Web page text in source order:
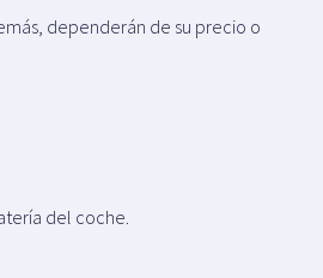
dependerán de su precio o
del coche.